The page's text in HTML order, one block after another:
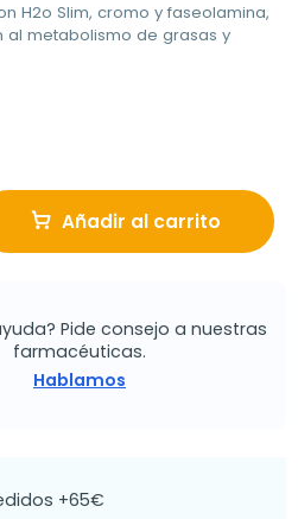
H2o Slim, cromo y faseolamina,
al metabolismo de grasas y
Añadir al carrito
Pide consejo a nuestras
farmacéuticas.
Hablamos
+65€